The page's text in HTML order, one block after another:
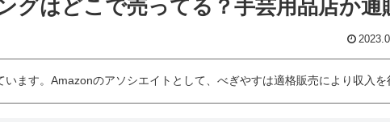
グはどこで売ってる？手芸用品店か通
ます。Amazonのアソシエイトとして、べぎやすは適格販売により収入を